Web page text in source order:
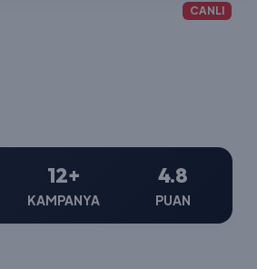
CANLI
12+
KAMPANYA
4.8
PUAN